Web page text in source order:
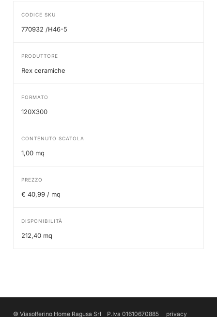
CODICE SKU
770932 /H46-5
PRODUTTORE
Rex ceramiche
FORMATO
120X300
CONTENUTO SCATOLA
1,00 mq
PREZZO
€ 40,99 / mq
DISPONIBILITÀ
212,40 mq
© Viasolferino Home Ragusa Srl P.Iva 01610670885 privacy